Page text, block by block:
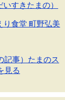
すきたまの）
り食堂 町野弘美
記事）たまのス
見る